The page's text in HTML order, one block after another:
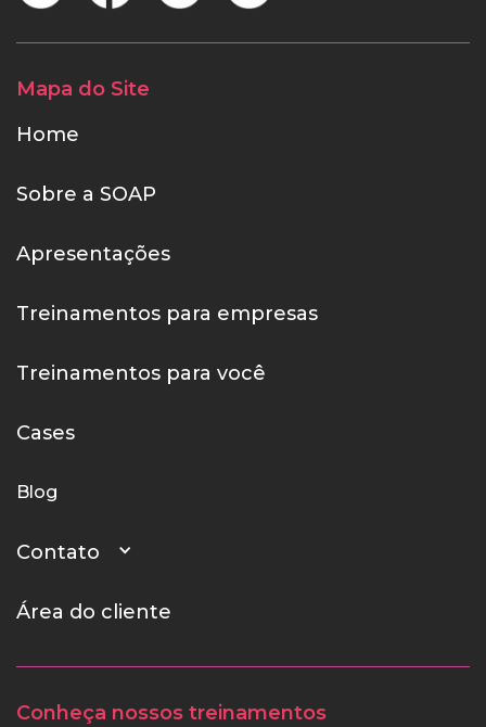
Mapa do Site
Home
Sobre a SOAP
Apresentações
Treinamentos para empresas
Treinamentos para você
Cases
Blog
Contato
Área do cliente
Conheça nossos treinamentos